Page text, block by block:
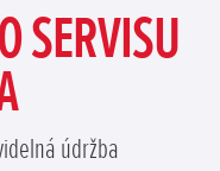
SERVISU
údržba